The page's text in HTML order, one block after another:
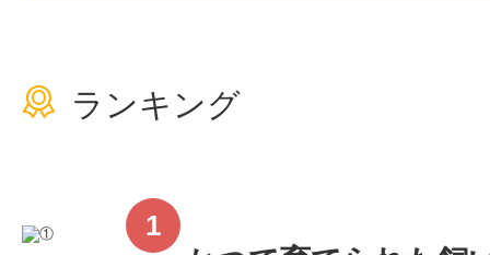
ランキング